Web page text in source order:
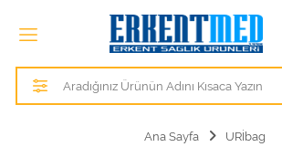
Tüm Kategoriler
Alezler
Ana Sayfa URİbag